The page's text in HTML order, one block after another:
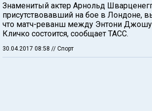
Знаменитый актер Арнольд
присутствовавший на бое в Лондоне,
что матч-реванш между Энтони
Кличко состоится, сообщает ТАСС.
30.04.2017 08:58 // Спорт